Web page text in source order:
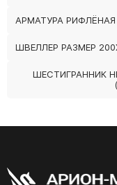
АРМАТУРА
ШВЕЛЛЕР РАЗМЕР
ШЕСТИГРАННИК